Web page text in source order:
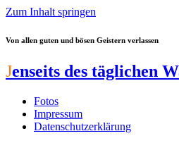
Zum Inhalt springen
Von allen guten und bösen Geistern verlassen
Jenseits des täglichen
Fotos
Impressum
Datenschutzerklärung